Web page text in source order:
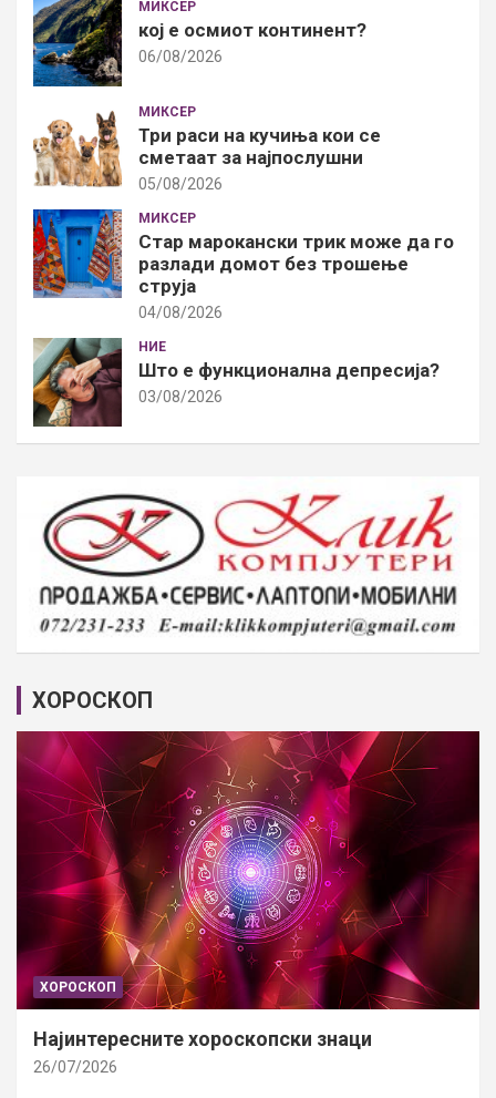
МИКСЕР
кој е осмиот континент?
06/08/2026
МИКСЕР
Три раси на кучиња кои се
сметаат за најпослушни
05/08/2026
МИКСЕР
Стар марокански трик може да го
разлади домот без трошење
струја
04/08/2026
НИЕ
Што е функционална депресија?
03/08/2026
ХОРОСКОП
ХОРОСКОП
Најинтересните хороскопски знаци
26/07/2026